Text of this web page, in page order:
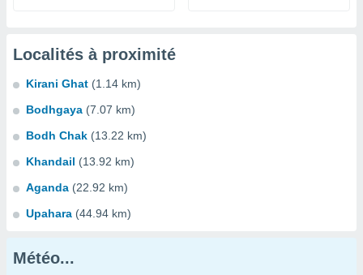
Localités à proximité
Kirani Ghat (1.14 km)
Bodhgaya (7.07 km)
Bodh Chak (13.22 km)
Khandail (13.92 km)
Aganda (22.92 km)
Upahara (44.94 km)
Météo...